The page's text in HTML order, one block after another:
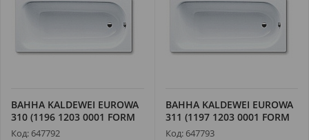
ВАННА KALDEWEI EUROWA
310 (1196 1203 0001 FORM
PLUS)
Код: 647792
ВАННА KALDEWEI EUROWA
311 (1197 1203 0001 FORM
PLUS)
Код: 647793